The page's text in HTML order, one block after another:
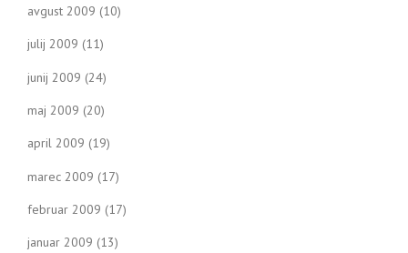
avgust 2009 (10)
julij 2009 (11)
junij 2009 (24)
maj 2009 (20)
april 2009 (19)
marec 2009 (17)
februar 2009 (17)
januar 2009 (13)